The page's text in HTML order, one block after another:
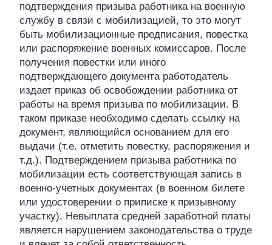
подтверждения призыва работника на военную
службу в связи с мобилизацией, то это могут
быть мобилизационные предписания, повестка
или распоряжение военных комиссаров. После
получения повестки или иного
подтверждающего документа работодатель
издает приказ об освобождении работника от
работы на время призыва по мобилизации. В
таком приказе необходимо сделать ссылку на
документ, являющийся основанием для его
выдачи (т.е. отметить повестку, распоряжения и
т.д.). Подтверждением призыва работника по
мобилизации есть соответствующая запись в
военно-учетных документах (в военном билете
или удостоверении о приписке к призывному
участку). Невыплата средней заработной платы
является нарушением законодательства о труде